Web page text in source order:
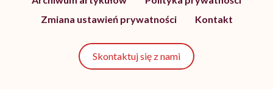
Zmiana ustawień prywatności
Kontakt
Skontaktuj się z nami